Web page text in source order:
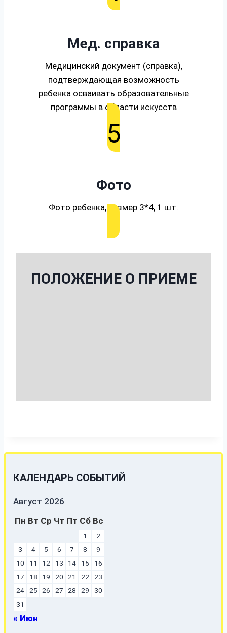
Мед. справка
Медицинский документ (справка),
подтверждающая возможность
ребенка осваивать образовательные
программы в области искусств
5
Фото
Фото ребенка, размер 3*4, 1 шт.
ПОЛОЖЕНИЕ О ПРИЕМЕ
КАЛЕНДАРЬ СОБЫТИЙ
Август 2026
Пн Вт Ср Чт Пт Сб Вс
1
2
3
4 5 6 7 8
9
10
11 12 13 14 15
16
17
18 19 20 21 22
23
24
25 26 27 28 29
30
31
« Июн